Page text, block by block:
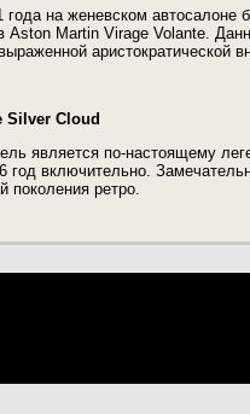
года на женевском
Aston Martin Virage Volante.
аристократической
Silver Cloud
является по-настоящему
год включительно.
поколения ретро.